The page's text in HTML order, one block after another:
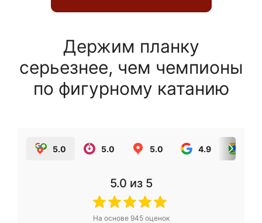
Держим планку
серьезнее, чем чемпионы
по фигурному катанию
5.0 5.0 5.0 4.9
5.0 из 5
На основе 945оценок